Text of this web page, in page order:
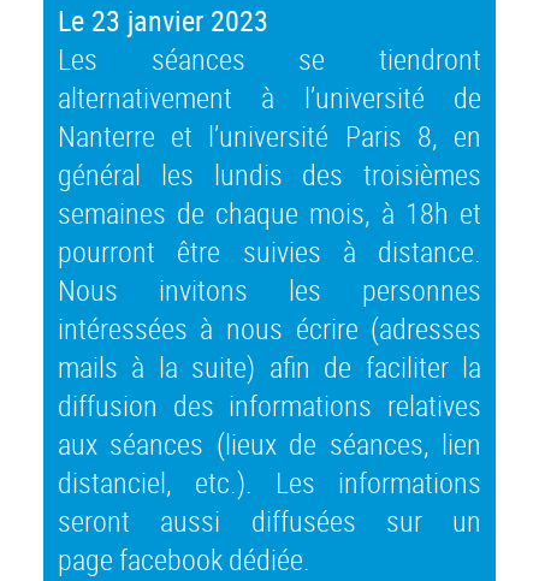
Le 23 janvier 2023
Les séances se tiendront
alternativement à l’université de
Nanterre et l’université Paris 8, en
général les lundis des troisièmes
semaines de chaque mois, à 18h et
pourront être suivies à distance.
Nous invitons les personnes
intéressées à nous écrire (adresses
mails à la suite) afin de faciliter la
diffusion des informations relatives
aux séances (lieux de séances, lien
distanciel, etc.). Les informations
seront aussi diffusées sur un
page facebook dédiée.